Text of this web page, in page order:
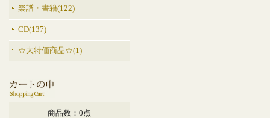
楽譜・書籍(122)
CD(137)
☆大特価商品☆(1)
商品数：0点